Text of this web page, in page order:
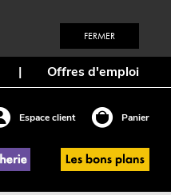
FERMER
| Offres d'emploi
Espace client Panier